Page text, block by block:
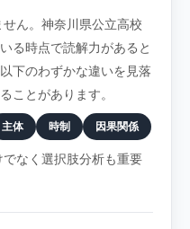
ん。神奈川県公立高校
る時点で読解力があると
下のわずかな違いを見落
ことがあります。
主体 時制 因果関係
なく選択肢分析も重要